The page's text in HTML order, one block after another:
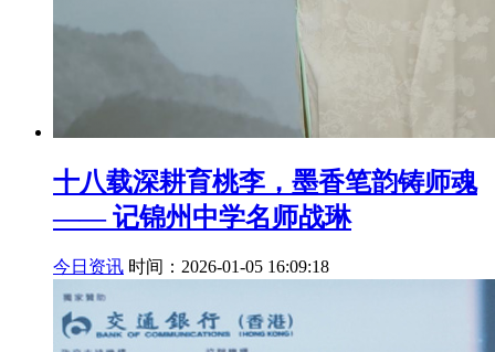
十八载深耕育桃李，墨香笔韵铸师魂
—— 记锦州中学名师战琳
今日资讯 时间：2026-01-05 16:09:18